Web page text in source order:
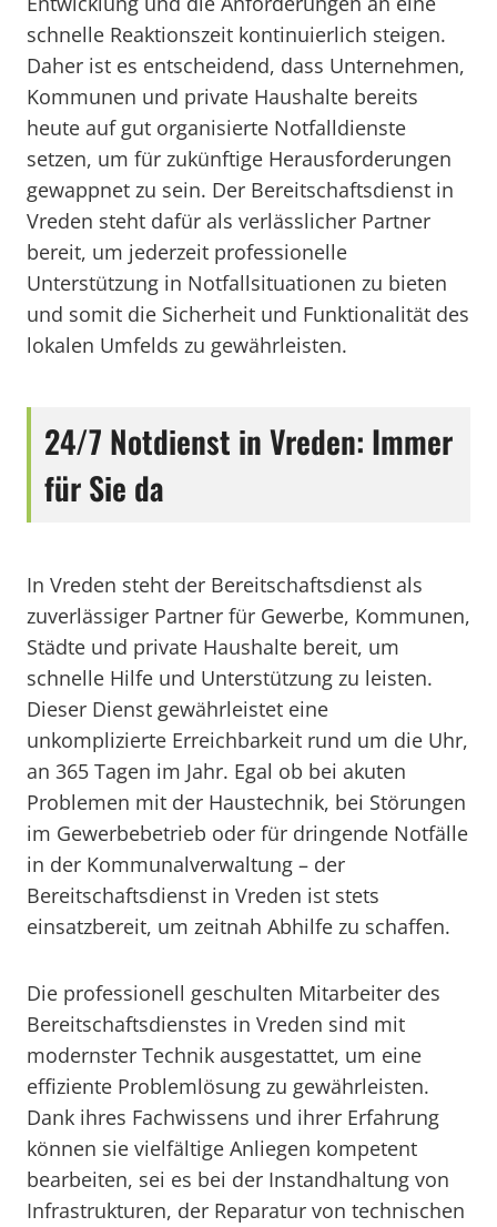
schnelle Reaktionszeit kontinuierlich steigen.
Daher ist es entscheidend, dass Unternehmen,
Kommunen und private Haushalte bereits
heute auf gut organisierte Notfalldienste
setzen, um für zukünftige Herausforderungen
gewappnet zu sein. Der Bereitschaftsdienst in
Vreden steht dafür als verlässlicher Partner
bereit, um jederzeit professionelle
Unterstützung in Notfallsituationen zu bieten
und somit die Sicherheit und Funktionalität des
lokalen Umfelds zu gewährleisten.
24/7 Notdienst in Vreden: Immer
für Sie da
In Vreden steht der Bereitschaftsdienst als
zuverlässiger Partner für Gewerbe, Kommunen,
Städte und private Haushalte bereit, um
schnelle Hilfe und Unterstützung zu leisten.
Dieser Dienst gewährleistet eine
unkomplizierte Erreichbarkeit rund um die Uhr,
an 365 Tagen im Jahr. Egal ob bei akuten
Problemen mit der Haustechnik, bei Störungen
im Gewerbebetrieb oder für dringende Notfälle
in der Kommunalverwaltung – der
Bereitschaftsdienst in Vreden ist stets
einsatzbereit, um zeitnah Abhilfe zu schaffen.
Die professionell geschulten Mitarbeiter des
Bereitschaftsdienstes in Vreden sind mit
modernster Technik ausgestattet, um eine
effiziente Problemlösung zu gewährleisten.
Dank ihres Fachwissens und ihrer Erfahrung
können sie vielfältige Anliegen kompetent
bearbeiten, sei es bei der Instandhaltung von
Infrastrukturen, der Reparatur von technischen